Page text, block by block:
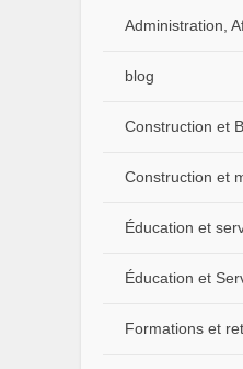
Administration,
blog
Construction et
Construction et
Éducation et
Éducation et
Formations et